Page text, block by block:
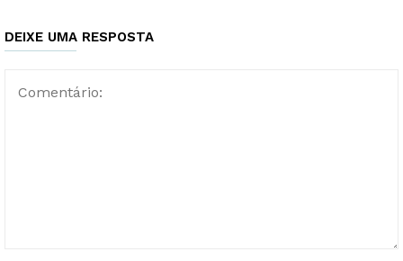
DEIXE UMA RESPOSTA